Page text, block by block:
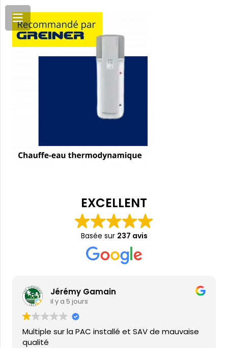
EXCELLENT
Basée sur 237 avis
Jérémy Gamain
il y a 5 jours
Multiple sur la PAC installé et SAV de mauvaise
qualité